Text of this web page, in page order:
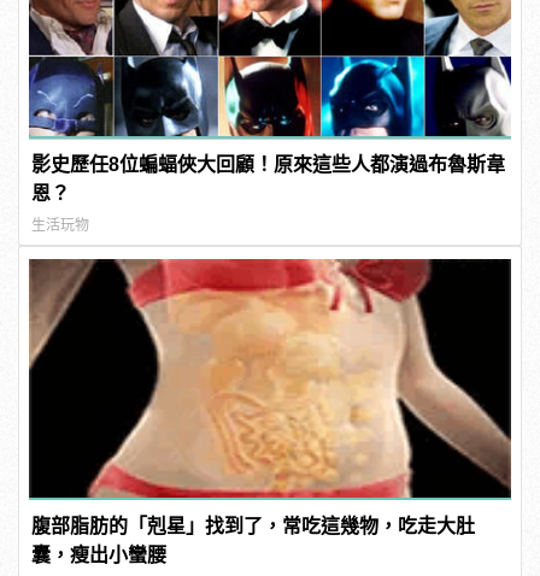
影史歷任8位蝙蝠俠大回顧！原來這些人都演過布魯斯韋
恩？
生活玩物
腹部脂肪的「剋星」找到了，常吃這幾物，吃走大肚
囊，瘦出小蠻腰